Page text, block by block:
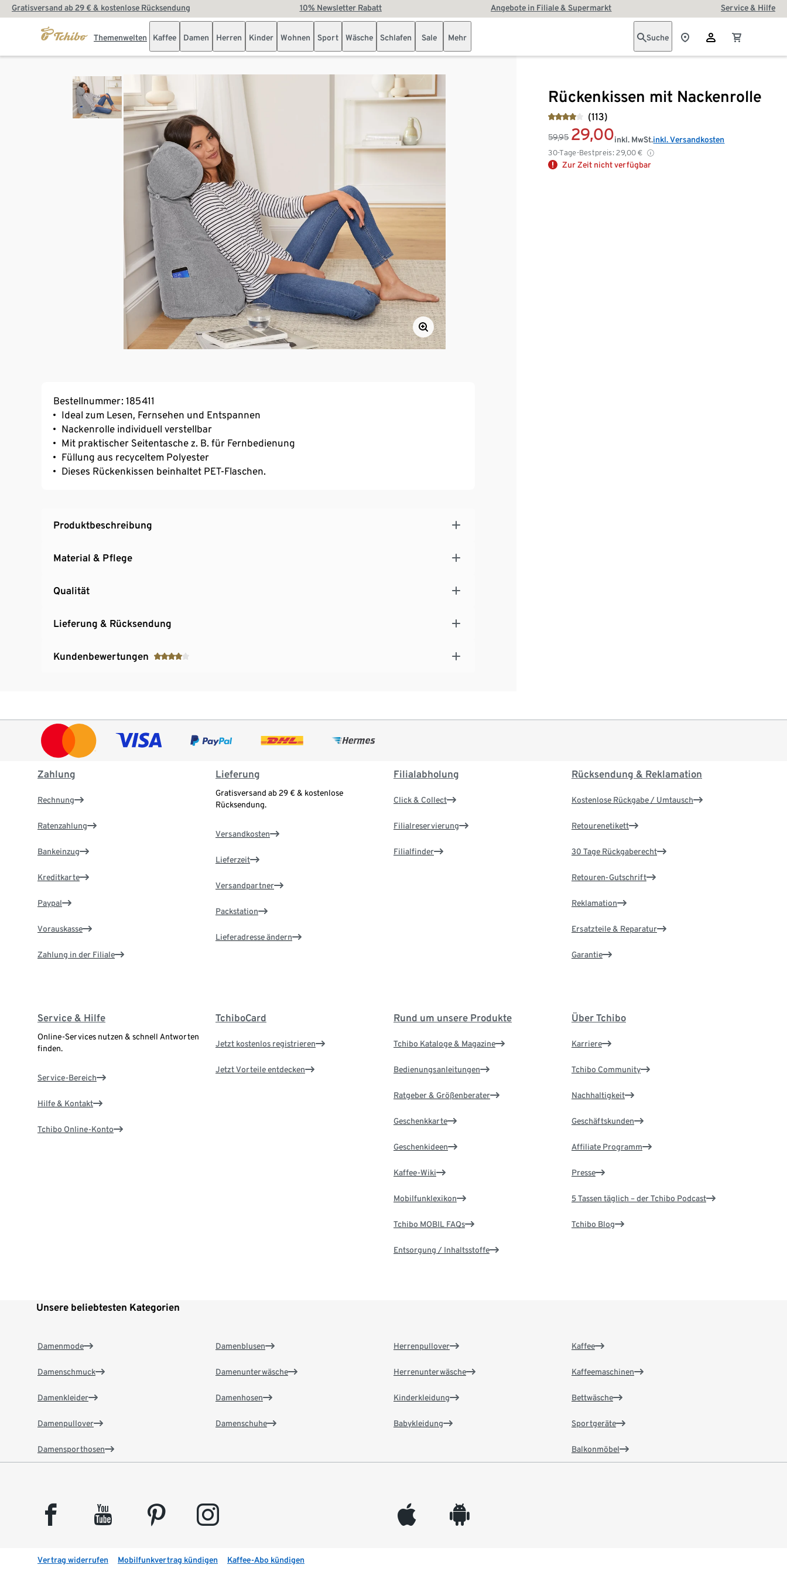
Gratisversand ab 29 € & kostenlose Rücksendung 10% Newsletter Rabatt Angebote in Filiale & Supermarkt Service & Hilfe
Themenwelten Kaffee Damen Herren Kinder Wohnen Sport Wäsche Schlafen Sale Mehr Suche
Rückenkissen mit Nackenrolle
(113)
59,95 29,00
30-Tage-Bestpreis: 29,00 €
inkl. MwSt.inkl. Versandkosten
Zur Zeit nicht verfügbar
Bestellnummer: 185411
Ideal zum Lesen, Fernsehen und Entspannen
Nackenrolle individuell verstellbar
Mit praktischer Seitentasche z. B. für Fernbedienung
Füllung aus recyceltem Polyester
Dieses Rückenkissen beinhaltet PET-Flaschen.
Produktbeschreibung
Material & Pflege
Qualität
Lieferung & Rücksendung
Kundenbewertungen
Zahlung
Rechnung
Ratenzahlung
Bankeinzug
Kreditkarte
Paypal
Vorauskasse
Zahlung in der Filiale
Lieferung
Gratisversand ab 29 € & kostenlose
Rücksendung.
Versandkosten
Lieferzeit
Versandpartner
Packstation
Lieferadresse ändern
Filialabholung
Click & Collect
Filialreservierung
Filialfinder
Rücksendung & Reklamation
Kostenlose Rückgabe / Umtausch
Retourenetikett
30 Tage Rückgaberecht
Retouren-Gutschrift
Reklamation
Ersatzteile & Reparatur
Garantie
Service & Hilfe
Online-Services nutzen & schnell Antworten
finden.
Service-Bereich
Hilfe & Kontakt
Tchibo Online-Konto
TchiboCard
Jetzt kostenlos registrieren
Jetzt Vorteile entdecken
Rund um unsere Produkte
Tchibo Kataloge & Magazine
Bedienungsanleitungen
Ratgeber & Größenberater
Geschenkkarte
Geschenkideen
Kaffee-Wiki
Mobilfunklexikon
Tchibo MOBIL FAQs
Entsorgung / Inhaltsstoffe
Über Tchibo
Karriere
Tchibo Community
Nachhaltigkeit
Geschäftskunden
Affiliate Programm
Presse
5 Tassen täglich – der Tchibo Podcast
Tchibo Blog
Unsere beliebtesten Kategorien
Damenmode
Damenschmuck
Damenkleider
Damenpullover
Damensporthosen
Damenblusen
Damenunterwäsche
Damenhosen
Damenschuhe
Herrenpullover
Herrenunterwäsche
Kinderkleidung
Babykleidung
Kaffee
Kaffeemaschinen
Bettwäsche
Sportgeräte
Balkonmöbel
facebook youtube pinterest instagram appleinc android
Vertrag widerrufen Mobilfunkvertrag kündigen Kaffee-Abo kündigen